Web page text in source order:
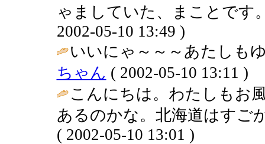
ゃましていた、まことです
2002-05-10 13:49 )
いいにゃ～～～あたしも
ちゃん ( 2002-05-10 13:11 )
こんにちは。わたしもお
あるのかな。北海道はすご
( 2002-05-10 13:01 )